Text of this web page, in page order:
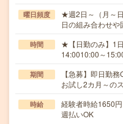
曜日頻度
★週2日～（月～
日の組み合わせや
時間
★【日勤のみ】1
14:0010:00～
期間
【急募】即日勤
お試し2カ月～の
時給
経験者時給1650
週払いOK